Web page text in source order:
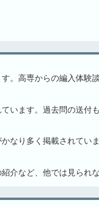
。高専からの編入体験
います。過去問の送付
なり多く掲載されていま
介など、他では見られ